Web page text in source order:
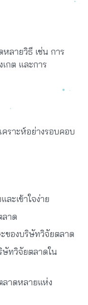
ลายวิธี เช่น การ
กต และการ
ราะห์อย่างรอบคอบ
ละเข้าใจง่าย
ลาด
องบริษัทวิจัยตลาด
ษัทวิจัยตลาดใน
ลาดหลายแห่ง